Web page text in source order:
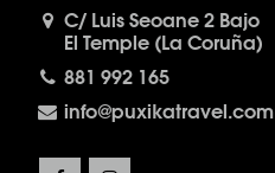
C/ Luis Seoane 2 Bajo
El Temple (La Coruña)
881 992 165
info@puxikatravel.com